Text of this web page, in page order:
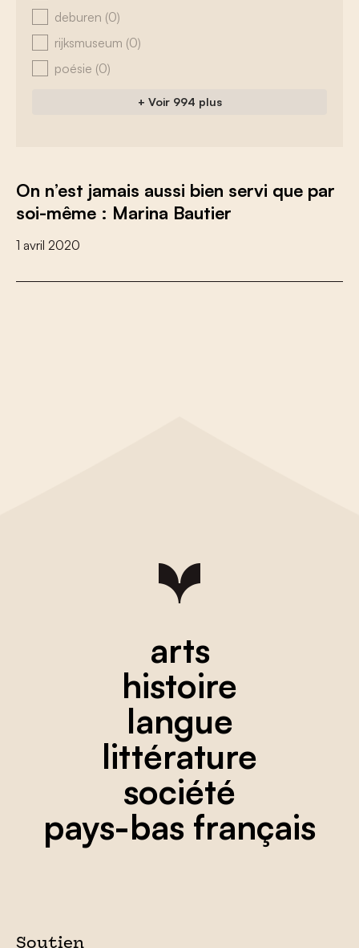
deburen (0)
rijksmuseum (0)
poésie (0)
+ Voir 994 plus
On n’est jamais aussi bien servi que par
soi-même : Marina Bautier
1 avril 2020
arts
histoire
langue
littérature
société
pays-bas français
Soutien